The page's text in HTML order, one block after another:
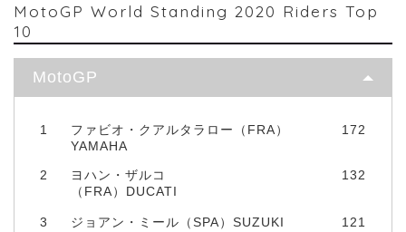
MotoGP World Standing 2020 Riders Top
10
MotoGP
1
ファビオ・クアルタラロー（FRA）
YAMAHA
172
2
ヨハン・ザルコ
（FRA）DUCATI
132
3 ジョアン・ミール（SPA）SUZUKI 121